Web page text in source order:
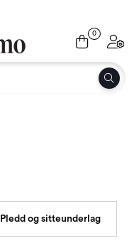
0
Pledd og sitteunderlag